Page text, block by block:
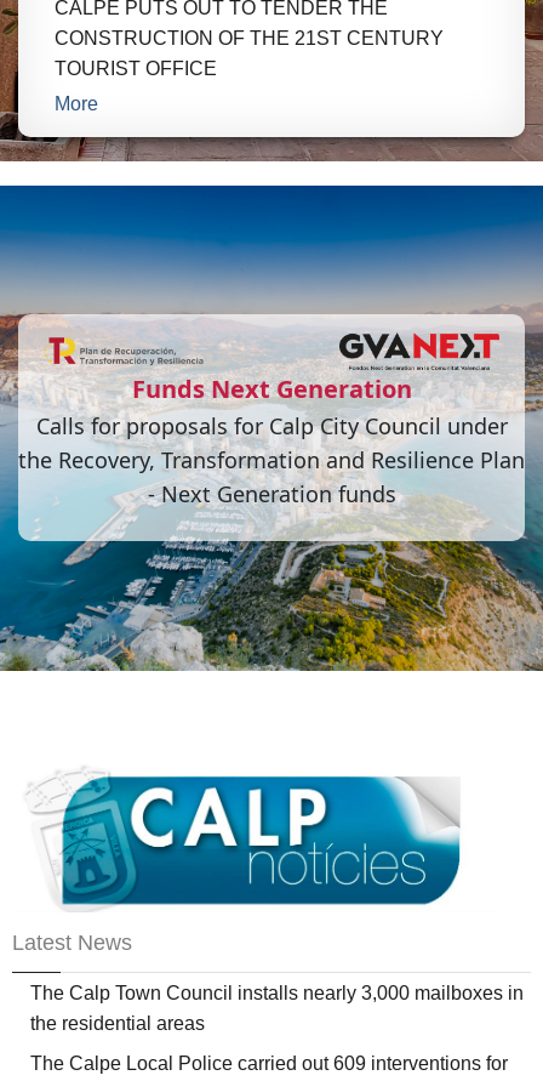
CALPE PUTS OUT TO TENDER THE
CONSTRUCTION OF THE 21ST CENTURY
TOURIST OFFICE
More
Funds Next Generation
Calls for proposals for Calp City Council under
the Recovery, Transformation and Resilience Plan
- Next Generation funds
Latest News
The Calp Town Council installs nearly 3,000 mailboxes in
the residential areas
The Calpe Local Police carried out 609 interventions for